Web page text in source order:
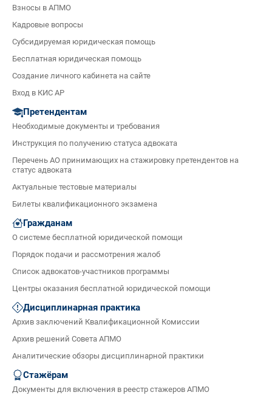
Взносы в АПМО
Кадровые вопросы
Субсидируемая юридическая помощь
Бесплатная юридическая помощь
Создание личного кабинета на сайте
Вход в КИС АР
Претендентам
Необходимые документы и требования
Инструкция по получению статуса адвоката
Перечень АО принимающих на стажировку претендентов на
статус адвоката
Актуальные тестовые материалы
Билеты квалификационного экзамена
Гражданам
О системе бесплатной юридической помощи
Порядок подачи и рассмотрения жалоб
Список адвокатов-участников программы
Центры оказания бесплатной юридической помощи
Дисциплинарная практика
Архив заключений Квалификационной Комиссии
Архив решений Совета АПМО
Аналитические обзоры дисциплинарной практики
Стажёрам
Документы для включения в реестр стажеров АПМО